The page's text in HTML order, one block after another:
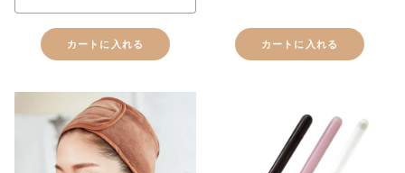
カートに入れる カートに入れる